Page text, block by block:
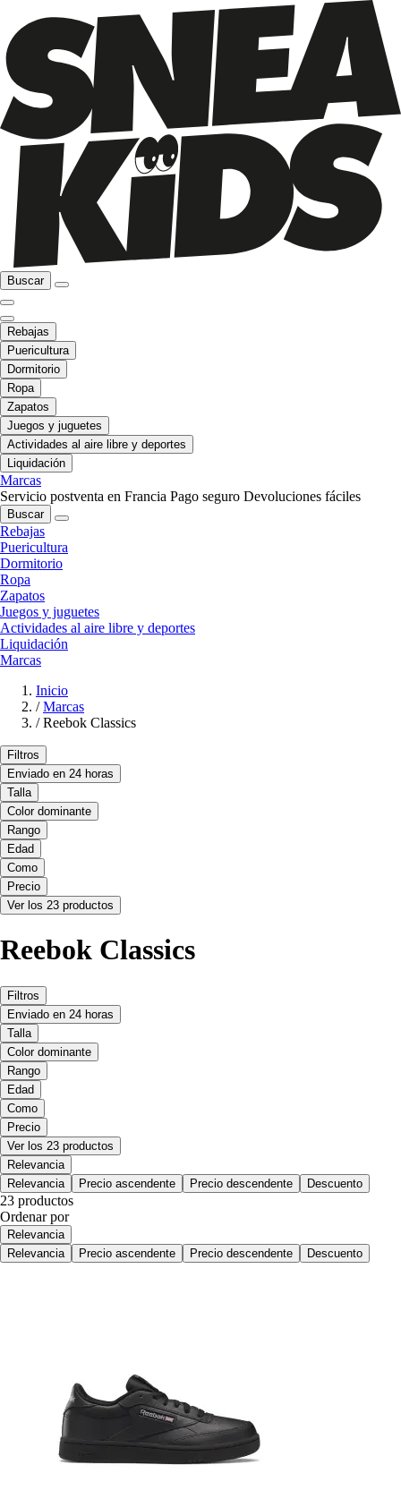
Buscar
Rebajas
Puericultura
Dormitorio
Ropa
Zapatos
Juegos y juguetes
Actividades al aire libre y deportes
Liquidación
Marcas
Servicio postventa en Francia Pago seguro Devoluciones fáciles
Buscar
Rebajas
Puericultura
Dormitorio
Ropa
Zapatos
Juegos y juguetes
Actividades al aire libre y deportes
Liquidación
Marcas
Inicio
/ Marcas
/ Reebok Classics
Filtros
Enviado en 24 horas
Talla
Color dominante
Rango
Edad
Como
Precio
Ver los 23 productos
Reebok Classics
Filtros
Enviado en 24 horas
Talla
Color dominante
Rango
Edad
Como
Precio
Ver los 23 productos
Relevancia
Relevancia
Precio ascendente Precio descendente Descuento
23 productos
Ordenar por
Relevancia
Relevancia
Precio ascendente Precio descendente Descuento